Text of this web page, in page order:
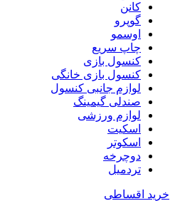
کانن
گوپرو
اوسمو
چاپ سریع
کنسول بازی
کنسول بازی خانگی
لوازم جانبی کنسول
صندلی گیمینگ
لوازم ورزشی
اسکیت
اسکوتر
دوچرخه
تردمیل
خرید اقساطی